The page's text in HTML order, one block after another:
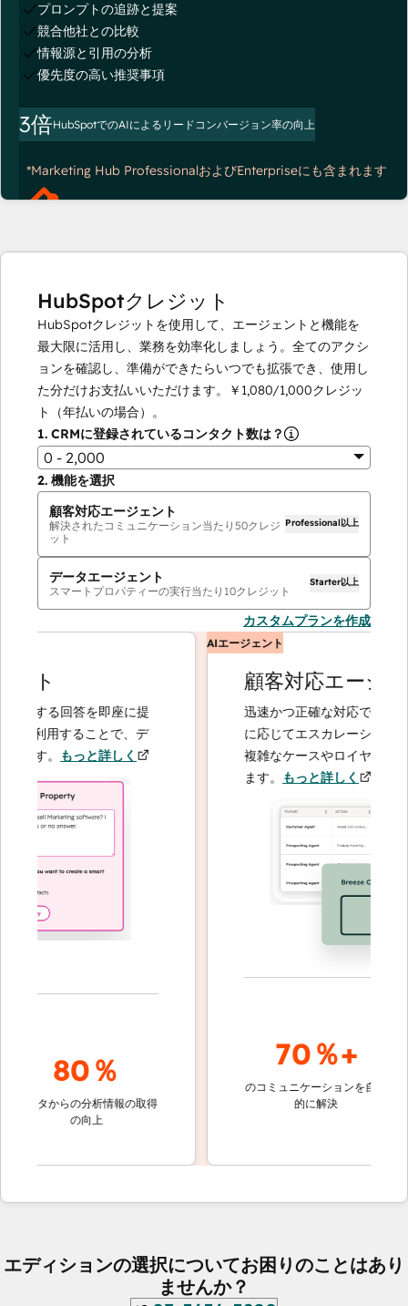
プロンプトの追跡と提案
競合他社との比較
情報源と引用の分析
優先度の高い推奨事項
3倍HubSpotでのAIによるリードコンバージョン率の向上
*Marketing Hub ProfessionalおよびEnterpriseにも含まれます
HubSpotクレジット
HubSpotクレジットを使用して、エージェントと機能を
最大限に活用し、業務を効率化しましょう。全てのアクシ
ョンを確認し、準備ができたらいつでも拡張でき、使用し
た分だけお支払いいただけます。
￥1,080/1,000クレジッ
ト（年払いの場合）。
1. CRMに登録されているコンタクト数は？
0 - 2,000
2. 機能を選択
顧客対応エージェント
解決されたコミュニケーション当たり 50クレジ
ット
Professional以上
データエージェント
スマートプロパティーの実行当たり 10クレジット
Starter以上
カスタムプランを作成
する回答を即座に提
利用することで、デ
もっと詳しく
80％
タからの分析情報の取得
の向上
AIエージェント
顧客対応エージェン
迅速かつ正確な対応で問い合わ
に応じてエスカレーションする
複雑なケースやロイヤルティー
ます。もっと詳しく
70％+
のコミュニケーションを自動
的に解決
顧客対
エディションの選択についてお困りのことはあり
ませんか？